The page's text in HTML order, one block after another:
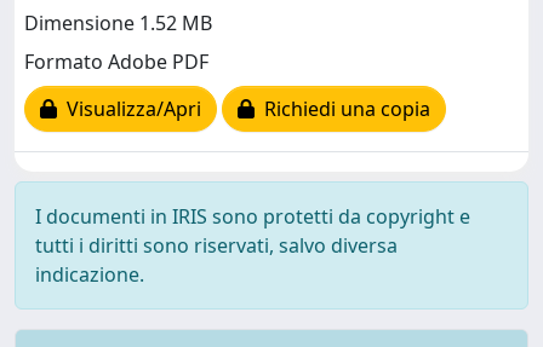
Dimensione 1.52 MB
Formato Adobe PDF
Visualizza/Apri
Richiedi una copia
I documenti in IRIS sono protetti da copyright e
tutti i diritti sono riservati, salvo diversa
indicazione.